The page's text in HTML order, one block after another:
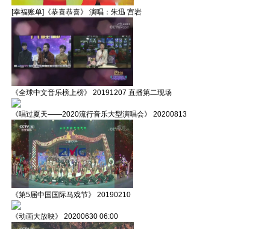
[幸福账单]《恭喜恭喜》 演唱：朱迅 宫岩
《全球中文音乐榜上榜》 20191207 直播第二现场
《唱过夏天——2020流行音乐大型演唱会》 20200813
《第5届中国国际马戏节》 20190210
《动画大放映》 20200630 06:00